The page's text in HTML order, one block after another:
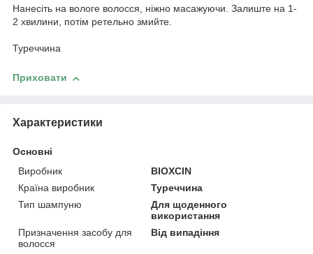
Нанесіть на вологе волосся, ніжно масажуючи. Залиште на 1-
2 хвилини, потім ретельно змийте.
Туреччина
Приховати
Характеристики
Основні
Виробник
BIOXCIN
Країна виробник
Туреччина
Тип шампуню
Для щоденного
використання
Призначення засобу для
волосся
Від випадіння